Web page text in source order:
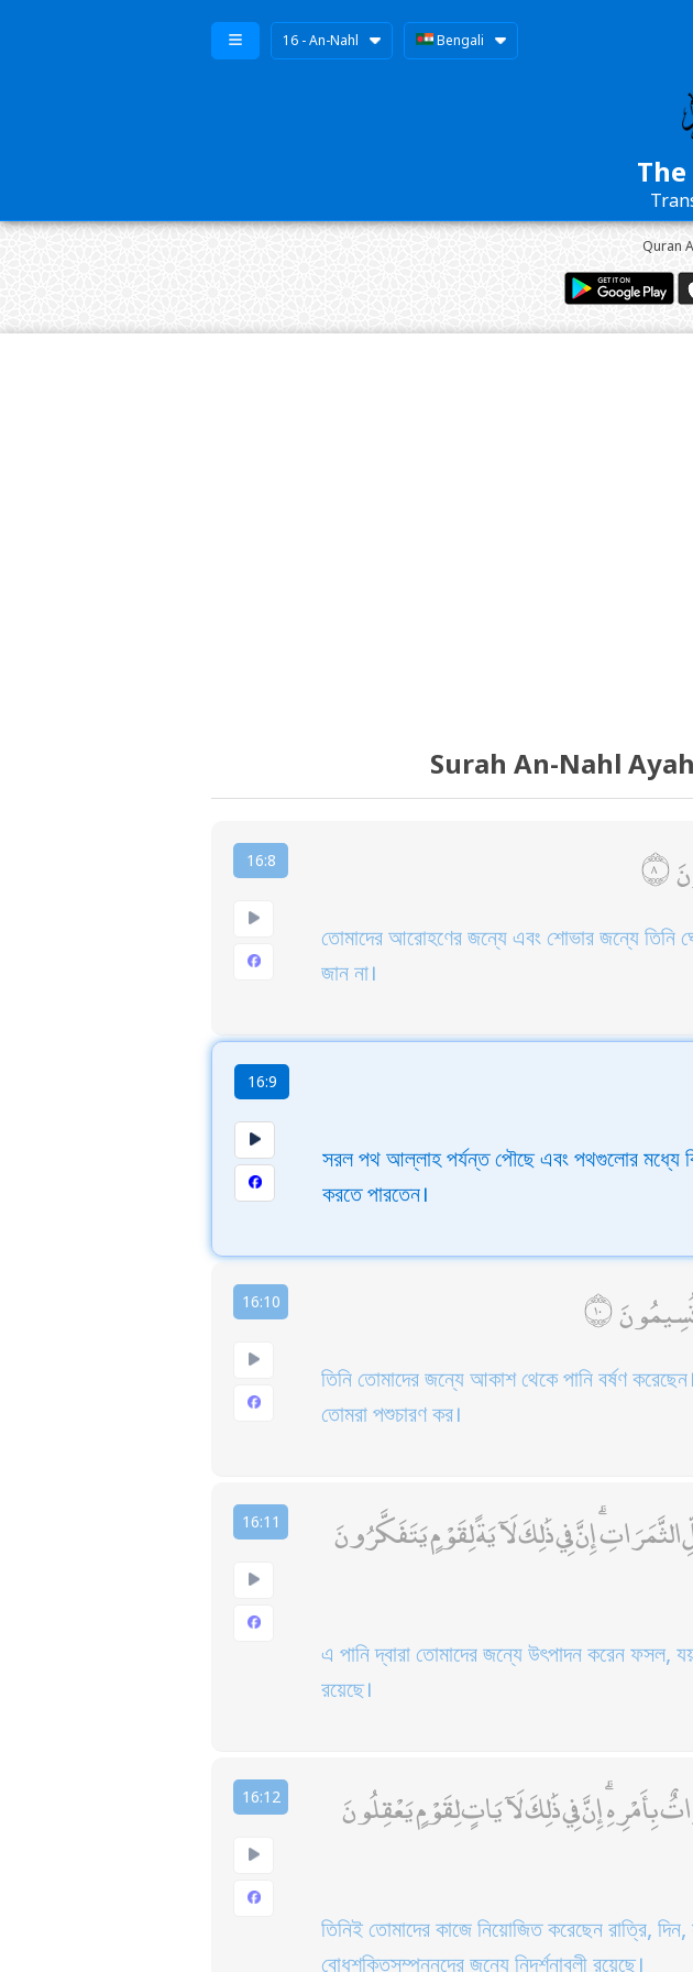
16 - An-Nahl Bengali
Quran
Surah An-Nahl
16:8
তোমাদের আরোহণের জন্যে এবং শোভার জন্যে তিনি
জান না।
16:9
সরল পথ আল্লাহ পর্যন্ত পৌছে এবং পথগুলোর মধ্যে
করতে পারতেন।
16:10
তিনি তোমাদের জন্যে আকাশ থেকে পানি বর্ষণ
তোমরা পশুচারণ কর।
16:11 إِنَّ فِي ذَٰلِكَ لَآيَةً لِقَوْمٍ يَتَفَكَّرُونَ
এ পানি দ্বারা তোমাদের জন্যে উৎপাদন করেন ফসল,
রয়েছে।
16:12 إِنَّ فِي ذَٰلِكَ لَآيَاتٍ لِقَوْمٍ يَعْقِلُونَ
তিনিই তোমাদের কাজে নিয়োজিত করেছেন রাত্রি,
বোধশক্তিসম্পন্নদের জন্যে নিদর্শনাবলী রয়েছে।